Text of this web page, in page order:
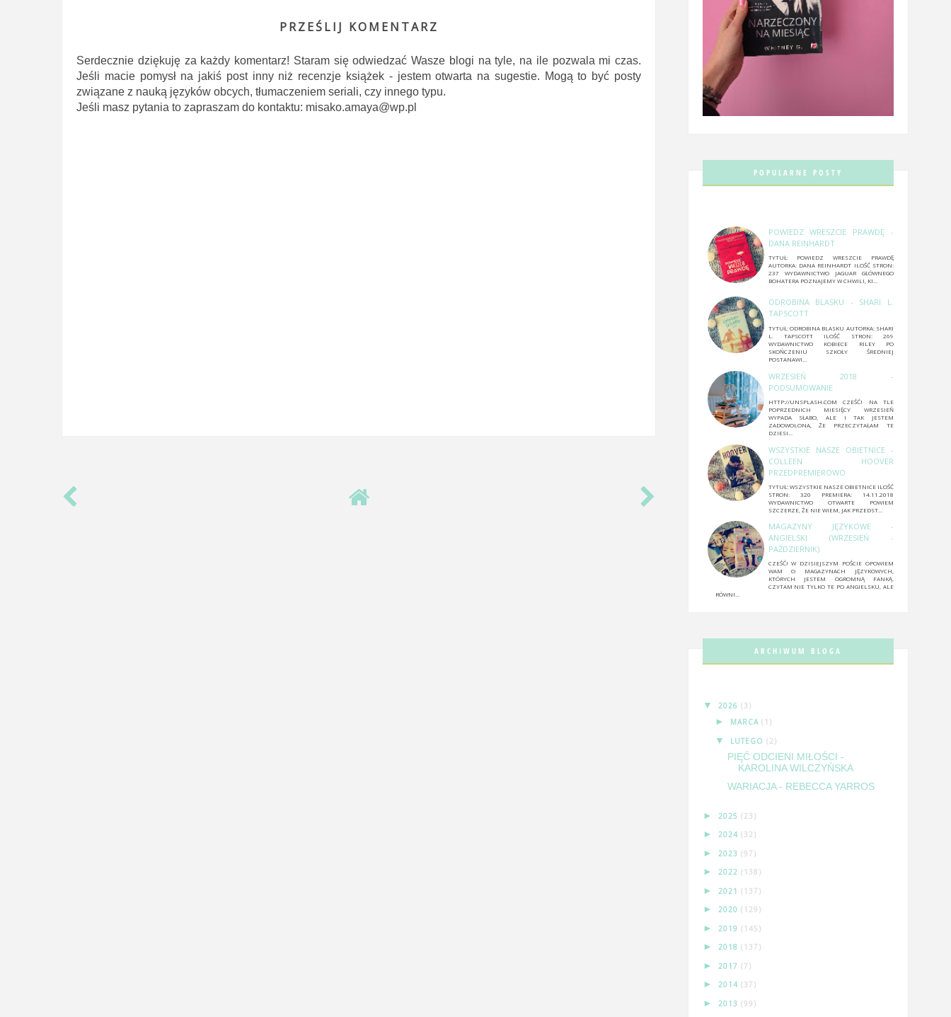
PRZEŚLIJ KOMENTARZ
Serdecznie dziękuję za każdy komentarz! Staram się odwiedzać Wasze blogi na tyle, na ile pozwala mi czas.
Jeśli macie pomysł na jakiś post inny niż recenzje książek - jestem otwarta na sugestie. Mogą to być posty
związane z nauką języków obcych, tłumaczeniem seriali, czy innego typu.
Jeśli masz pytania to zapraszam do kontaktu: misako.amaya@wp.pl
POPULARNE POSTY
POWIEDZ WRESZCIE PRAWDĘ -
DANA REINHARDT
TYTUŁ: POWIEDZ WRESZCIE PRAWDĘ
AUTORKA: DANA REINHARDT ILOŚĆ STRON:
237 WYDAWNICTWO JAGUAR GŁÓWNEGO
BOHATERA POZNAJEMY W CHWILI, KI...
ODROBINA BLASKU - SHARI L.
TAPSCOTT
TYTUŁ: ODROBINA BLASKU AUTORKA: SHARI
L. TAPSCOTT ILOŚĆ STRON: 269
WYDAWNICTWO KOBIECE RILEY PO
SKOŃCZENIU SZKOŁY ŚREDNIEJ
POSTANAWI...
WRZESIEŃ 2018 -
PODSUMOWANIE
HTTP://UNSPLASH.COM CZEŚĆ! NA TLE
POPRZEDNICH MIESIĘCY WRZESIEŃ
WYPADA SŁABO, ALE I TAK JESTEM
ZADOWOLONA, ŻE PRZECZYTAŁAM TE
DZIESI...
WSZYSTKIE NASZE OBIETNICE -
COLLEEN HOOVER
PRZEDPREMIEROWO
TYTUŁ: WSZYSTKIE NASZE OBIETNICE ILOŚĆ
STRON: 320 PREMIERA: 14.11.2018
WYDAWNICTWO OTWARTE POWIEM
SZCZERZE, ŻE NIE WIEM, JAK PRZEDST...
MAGAZYNY JĘZYKOWE -
ANGIELSKI (WRZESIEŃ -
PAŹDZIERNIK)
CZEŚĆ! W DZISIEJSZYM POŚCIE OPOWIEM
WAM O MAGAZYNACH JĘZYKOWYCH,
KTÓRYCH JESTEM OGROMNĄ FANKĄ.
CZYTAM NIE TYLKO TE PO ANGIELSKU, ALE
RÓWNI...
ARCHIWUM BLOGA
▼ 2026 (3)
► MARCA (1)
▼ LUTEGO (2)
PIĘĆ ODCIENI MIŁOŚCI -
KAROLINA WILCZYŃSKA
WARIACJA - REBECCA YARROS
► 2025 (23)
► 2024 (32)
► 2023 (97)
► 2022 (138)
► 2021 (137)
► 2020 (129)
► 2019 (145)
► 2018 (137)
► 2017 (7)
► 2014 (37)
► 2013 (99)